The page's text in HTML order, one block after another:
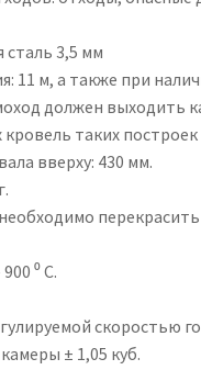
сталь 3,5 мм
11 м, а также при
должен выходить
таких построек
вверху: 430 мм.
⁰ C.
скоростью
± 1,05 куб.